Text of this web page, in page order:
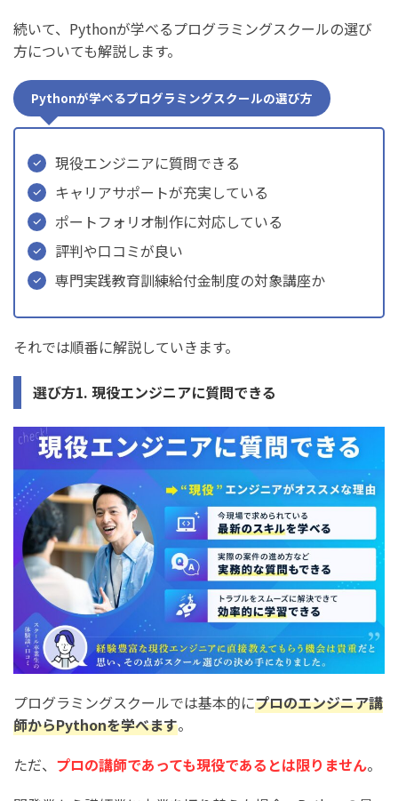
社会人向けプログラミングスクールでPythonを学ぶメリ
ットとデメリット
社会人向けプログラミングスクールでPythonを学ぶメリッ
ト
社会人向けプログラミングスクールでPythonを学ぶデメリ
Pythonが学べる社会人向けプログラミングスクールに関
するよくある質問
Pythonが学べる社会人向けの安いスクールはどこ？
東京でPythonを学べる社会人向けのスクールはどこ？
おすすめ？
Pythonの社会人向けスクールは初心者でも大丈夫？
Pythonを学びたい人必見！社会人向けプログラミングス
クールの受講者データまとめ
プログラミングスクールのオンライン/教室通学の比率
プログラミングスクールの受講期間の分布
プログラミングスクールで挫折した人の割合
働きながらプログラミングスクールを受講した人の割合
プログラミングスクールの受講生の年代の分布
まとめ：Pythonが学べるプログラミングスクールおすす
め10選を比較【社会人必見！】
続いて、Pythonが学べるプログラミングスクールの選び
方についても解説します。
Pythonが学べるプログラミングスクールの選び方
現役エンジニアに質問できる
キャリアサポートが充実している
ポートフォリオ制作に対応している
評判や口コミが良い
専門実践教育訓練給付金制度の対象講座か
それでは順番に解説していきます。
選び方1. 現役エンジニアに質問できる
プログラミングスクールでは基本的にプロのエンジニア講
師からPythonを学べます。
ただ、 プロの講師であっても現役であるとは限りません。